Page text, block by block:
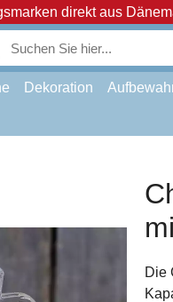
direkt aus
Dekoration
Die